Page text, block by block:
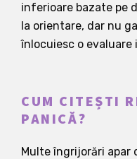
inferioare bazate pe
la orientare, dar nu
înlocuiesc o evaluare
CUM CITEȘTI
PANICĂ?
Multe îngrijorări apar